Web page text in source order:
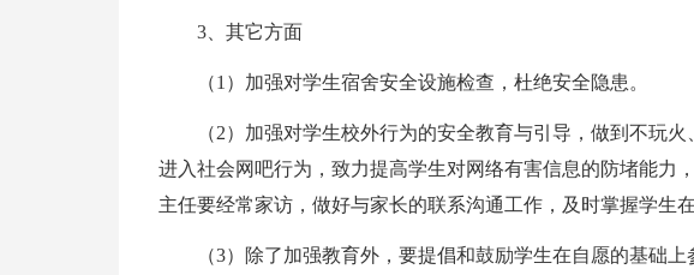
3、其它方面
（1）加强对学生宿舍安全设施检查，杜绝安全隐患。
（2）加强对学生校外行为的安全教育与引导，做到不玩
进入社会网吧行为，致力提高学生对网络有害信息的防堵能力
主任要经常家访，做好与家长的联系沟通工作，及时掌握学生在
（3）除了加强教育外，要提倡和鼓励学生在自愿的基础